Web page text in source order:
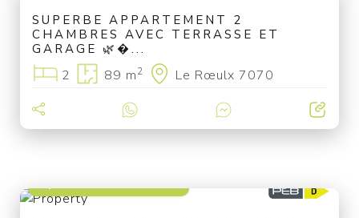
SUPERBE APPARTEMENT 2
CHAMBRES AVEC TERRASSE ET
GARAGE 🌿�...
2 89 m2 Le Rœulx 7070